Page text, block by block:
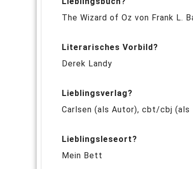
The Wizard of Oz von Frank L.
Literarisches Vorbild?
Derek Landy
Lieblingsverlag?
Carlsen (als Autor), cbt/cbj (als
Lieblingsleseort?
Mein Bett